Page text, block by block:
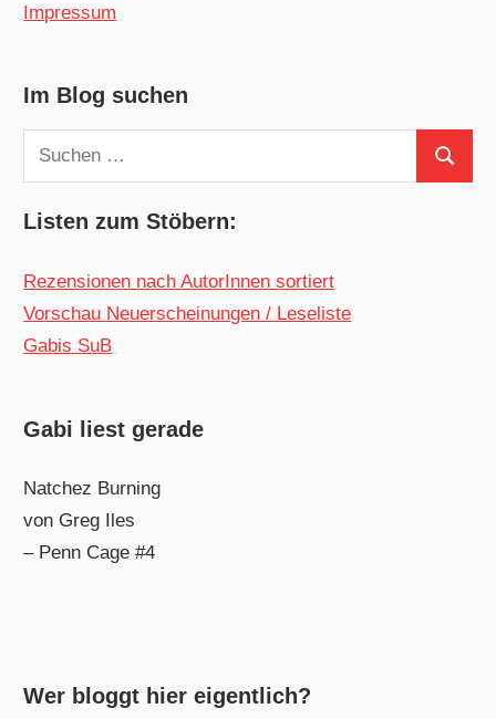
Impressum
Im Blog suchen
Suchen
nach:
Suchen
Listen zum Stöbern:
Rezensionen nach AutorInnen sortiert
Vorschau Neuerscheinungen / Leseliste
Gabis SuB
Gabi liest gerade
Natchez Burning
von Greg Iles
– Penn Cage #4
Wer bloggt hier eigentlich?